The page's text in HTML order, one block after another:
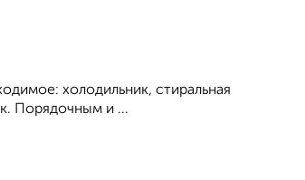
холодильник, стиральная
Порядочным и ...